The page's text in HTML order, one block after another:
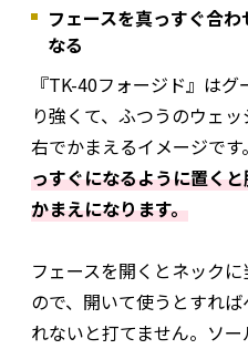
フェースを真っすぐ合
なる
『TK-40フォージド』は
り強くて、ふつうのウェ
右でかまえるイメージです。
っすぐになるように置く
かまえになります。
フェースを開くとネック
ので、開いて使うとすれ
れないと打てません。ソ